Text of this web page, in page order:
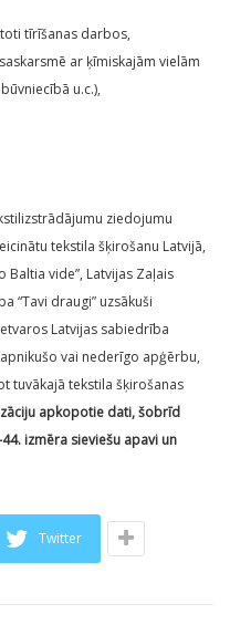
tīrīšanas darbos,
ar ķīmiskajām vielām
u.c.),
ziedojumu
tekstila šķirošanu Latvijā,
Baltia vide”, Latvijas Zaļais
“Tavi draugi” uzsākuši
Latvijas sabiedrība
vai nederīgo apģērbu,
tuvākajā tekstila šķirošanas
apkopotie dati, šobrīd
izmēra sieviešu apavi un
Twitter